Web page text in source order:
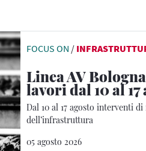
FOCUS ON /
Linea AV
lavori dal 10 al 17
Dal 10 al 17 agosto interventi
dell’infrastruttura
05 agosto 2026